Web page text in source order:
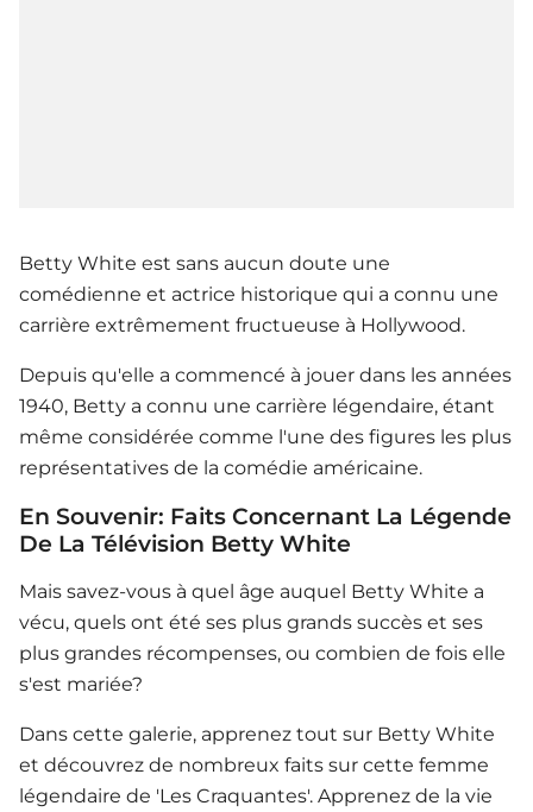
Betty White est sans aucun doute une
comédienne et actrice historique qui a connu une
carrière extrêmement fructueuse à Hollywood.
Depuis qu'elle a commencé à jouer dans les années
1940, Betty a connu une carrière légendaire, étant
même considérée comme l'une des figures les plus
représentatives de la comédie américaine.
En Souvenir: Faits Concernant La Légende
De La Télévision Betty White
Mais savez-vous à quel âge auquel Betty White a
vécu, quels ont été ses plus grands succès et ses
plus grandes récompenses, ou combien de fois elle
s'est mariée?
Dans cette galerie, apprenez tout sur Betty White
et découvrez de nombreux faits sur cette femme
légendaire de 'Les Craquantes'. Apprenez de la vie